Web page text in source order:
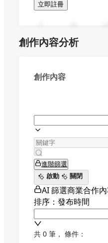
立即註冊
創作內容分析
創作內容
進階篩選
啟動
關閉
AI 篩選商業合作
排序：發布時間
共 0 筆 ， 條件：